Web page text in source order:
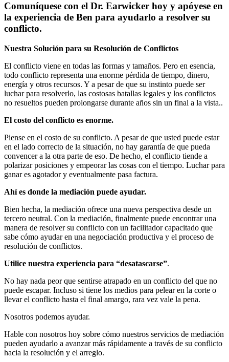
Comuníquese con el Dr. Earwicker hoy y apóyese en
la experiencia de Ben para ayudarlo a resolver su
conflicto.
Nuestra Solución para su Resolución de Conflictos
El conflicto viene en todas las formas y tamaños. Pero en esencia,
todo conflicto representa una enorme pérdida de tiempo, dinero,
energía y otros recursos. Y a pesar de que su instinto puede ser
luchar para resolverlo, las costosas batallas legales y los conflictos
no resueltos pueden prolongarse durante años sin un final a la vista..
El costo del conflicto es enorme.
Piense en el costo de su conflicto. A pesar de que usted puede estar
en el lado correcto de la situación, no hay garantía de que pueda
convencer a la otra parte de eso. De hecho, el conflicto tiende a
polarizar posiciones y empeorar las cosas con el tiempo. Luchar para
ganar es agotador y eventualmente pasa factura.
Ahí es donde la mediación puede ayudar.
Bien hecha, la mediación ofrece una nueva perspectiva desde un
tercero neutral. Con la mediación, finalmente puede encontrar una
manera de resolver su conflicto con un facilitador capacitado que
sabe cómo ayudar en una negociación productiva y el proceso de
resolución de conflictos.
Utilice nuestra experiencia para “desatascarse”.
No hay nada peor que sentirse atrapado en un conflicto del que no
puede escapar. Incluso si tiene los medios para pelear en la corte o
llevar el conflicto hasta el final amargo, rara vez vale la pena.
Nosotros podemos ayudar.
Hable con nosotros hoy sobre cómo nuestros servicios de mediación
pueden ayudarlo a avanzar más rápidamente a través de su conflicto
hacia la resolución y el arreglo.